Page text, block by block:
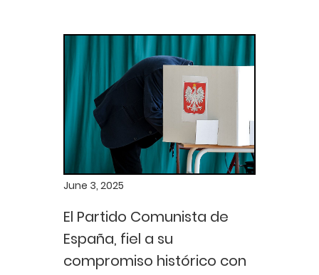
June 3, 2025
El Partido Comunista de
España, fiel a su
compromiso histórico con